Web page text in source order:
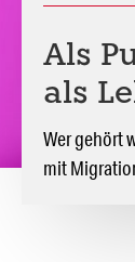
Als
als
Wer gehört
mit